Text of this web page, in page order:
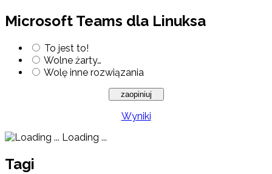
Microsoft Teams dla Linuksa
To jest to!
Wolne żarty…
Wolę inne rozwiązania
Wyniki
Loading ...
Tagi